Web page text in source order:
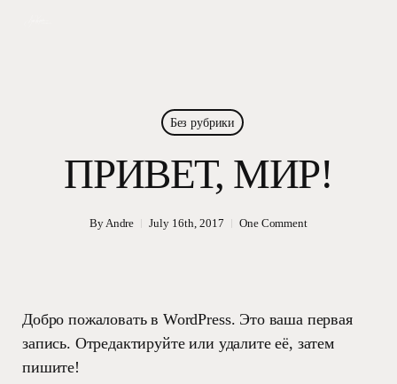
Без рубрики
ПРИВЕТ, МИР!
ByAndre July 16th, 2017 One Comment
Добро пожаловать в WordPress. Это ваша первая
запись. Отредактируйте или удалите её, затем
пишите!